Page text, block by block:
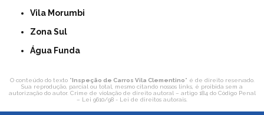
Vila Morumbi
Zona Sul
Água Funda
O conteúdo do texto " Inspeção de Carros Vila Clementino" é de direito reservado.
Sua reprodução, parcial ou total, mesmo citando nossos links, é proibida sem a
autorização do autor. Crime de violação de direito autoral – artigo 184 do Código Penal
– Lei 9610/98 - Lei de direitos autorais.